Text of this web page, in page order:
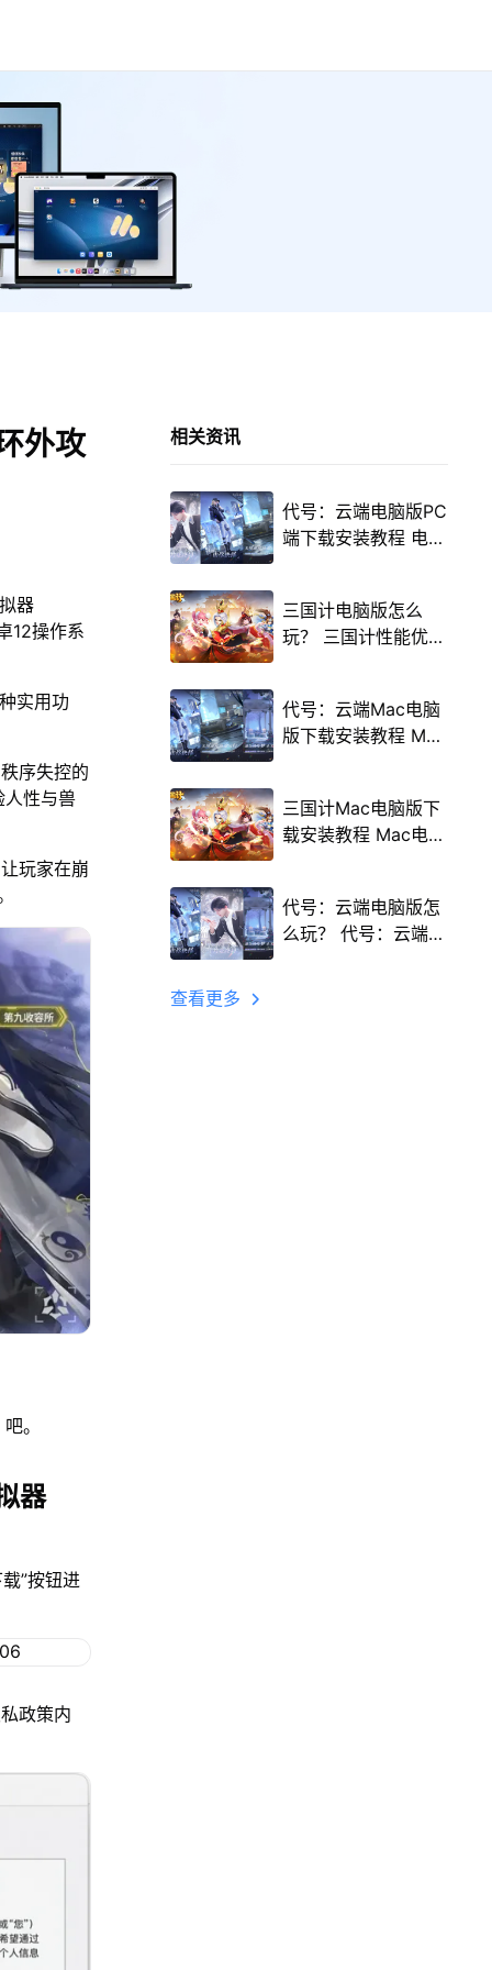
外攻
器
12操作系
实用功
序失控的
人性与兽
玩家在崩
。
器
”按钮进
政策内
相关资讯
代号：云端电脑版PC
端下载安装教程 电脑
三国计电脑版怎么
玩？ 三国计性能优化
程
代号：云端Mac电脑
版下载安装教程 Mac
三国计Mac电脑版下
载安装教程 Mac电脑
代号：云端电脑版怎
么玩？ 代号：云端性
查看更多